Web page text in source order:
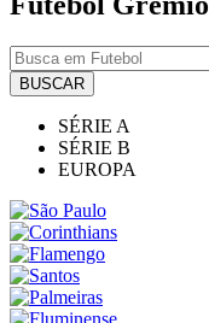
BUSCAR
SÉRIE A
SÉRIE B
EUROPA